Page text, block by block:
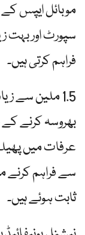
موبائل ایپس
سپورٹ اور بہت
فراہم کرتی ہیں۔
1.5 ملین سے
بھروسہ کرنے کے
سے فراہم
ثابت ہوئے ہیں۔